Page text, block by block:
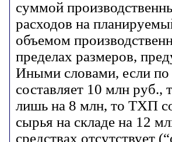
суммой
расходов на
объемом
пределах размеров,
Иными словами, если
составляет 10 млн руб.,
лишь на 8 млн, то ТХП
сырья на складе на 12
средствах отсутствует